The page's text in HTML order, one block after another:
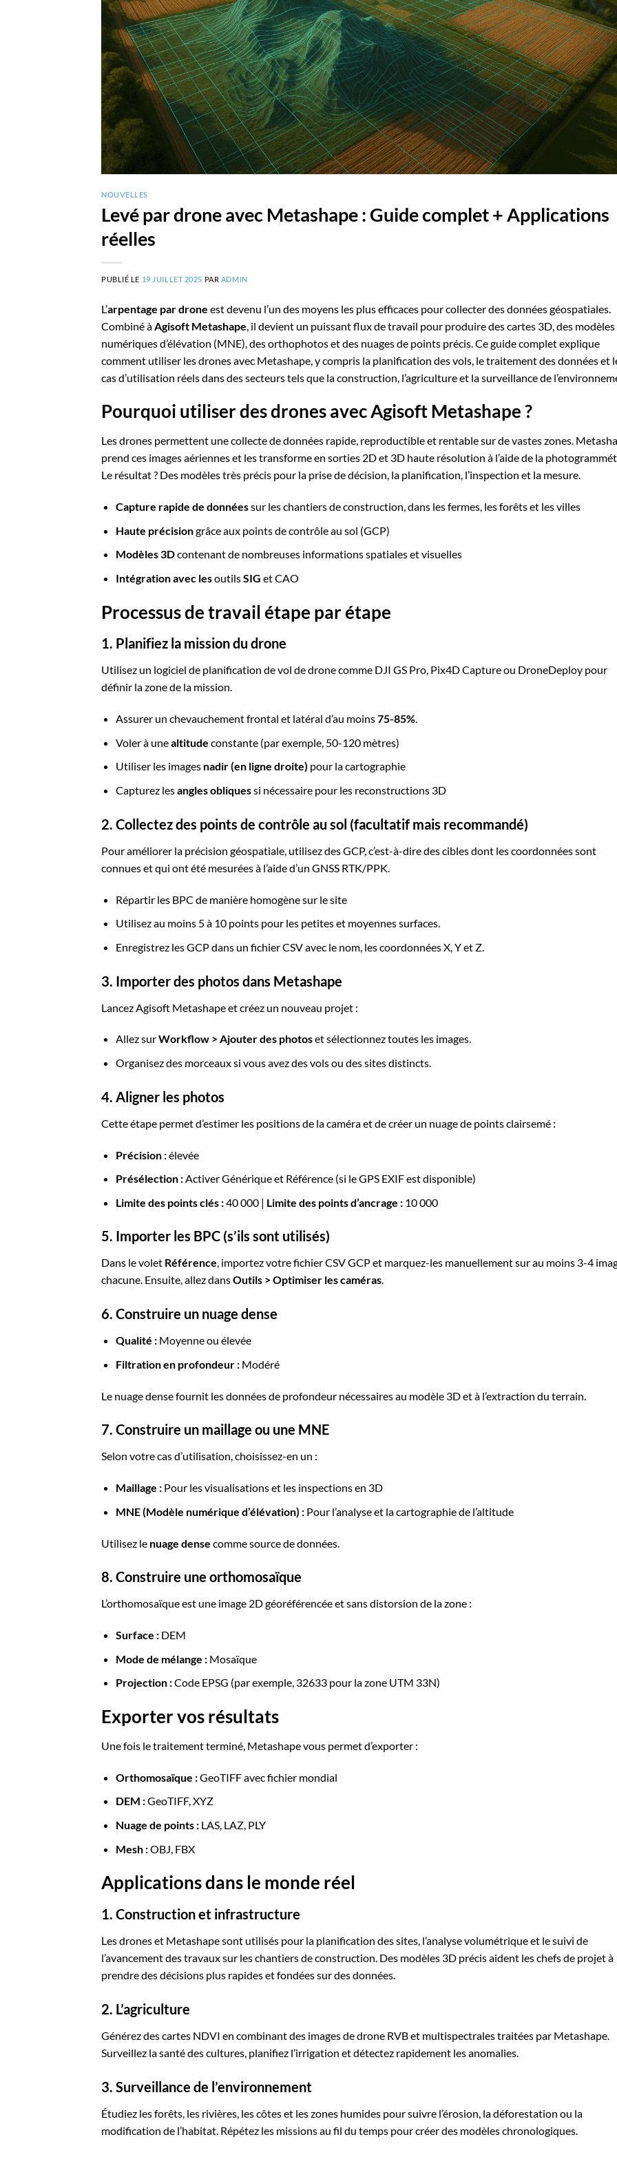
NOUVELLES
Levé par drone avec Metashape : Guide complet + Applications
réelles
PUBLIÉ LE 19 JUILLET 2025 PAR ADMIN
L’arpentage par drone est devenu l’un des moyens les plus efficaces pour collecter des données géospatiales.
Combiné à Agisoft Metashape , il devient un puissant flux de travail pour produire des cartes 3D, des modèles
numériques d’élévation (MNE), des orthophotos et des nuages de points précis. Ce guide complet explique
comment utiliser les drones avec Metashape, y compris la planification des vols, le traitement des données et
cas d’utilisation réels dans des secteurs tels que la construction, l’agriculture et la surveillance de
Pourquoi utiliser des drones avec Agisoft Metashape ?
Les drones permettent une collecte de données rapide, reproductible et rentable sur de vastes zones.
prend ces images aériennes et les transforme en sorties 2D et 3D haute résolution à l’aide de la
Le résultat ? Des modèles très précis pour la prise de décision, la planification, l’inspection et la mesure.
Capture rapide de donnéessur les chantiers de construction, dans les fermes, les forêts et les villes
Haute précisiongrâce aux points de contrôle au sol (GCP)
Modèles 3Dcontenant de nombreuses informations spatiales et visuelles
Intégration avec lesoutilsSIG et CAO
Processus de travail étape par étape
1. Planifiez la mission du drone
Utilisez un logiciel de planification de vol de drone comme DJI GS Pro, Pix4D Capture ou DroneDeploy pour
définir la zone de la mission.
Assurer un chevauchement frontal et latéral d’au moins75-85%.
Voler à unealtitude constante (par exemple, 50-120 mètres)
Utiliser les images nadir (en ligne droite) pour la cartographie
Capturez lesangles obliquessi nécessaire pour les reconstructions 3D
2. Collectez des points de contrôle au sol (facultatif mais recommandé)
Pour améliorer la précision géospatiale, utilisez des GCP, c’est-à-dire des cibles dont les coordonnées sont
connues et qui ont été mesurées à l’aide d’un GNSS RTK/PPK.
Répartir les BPC de manière homogène sur le site
Utilisez au moins 5 à 10 points pour les petites et moyennes surfaces.
Enregistrez les GCP dans un fichier CSV avec le nom, les coordonnées X, Y et Z.
3. Importer des photos dans Metashape
Lancez Agisoft Metashape et créez un nouveau projet :
Allez surWorkflow > Ajouter des photoset sélectionnez toutes les images.
Organisez des morceaux si vous avez des vols ou des sites distincts.
4. Aligner les photos
Cette étape permet d’estimer les positions de la caméra et de créer un nuage de points clairsemé :
Précision :élevée
Présélection :Activer Générique et Référence (si le GPS EXIF est disponible)
Limite des points clés :40 000 | Limite des points d’ancrage :10 000
5. Importer les BPC (s’ils sont utilisés)
Dans le volet Référence, importez votre fichier CSV GCP et marquez-les manuellement sur au moins 3-4
chacune. Ensuite, allez dansOutils > Optimiser les caméras.
6. Construire un nuage dense
Qualité :Moyenne ou élevée
Filtration en profondeur :Modéré
Le nuage dense fournit les données de profondeur nécessaires au modèle 3D et à l’extraction du terrain.
7. Construire un maillage ou une MNE
Selon votre cas d’utilisation, choisissez-en un :
Maillage :Pour les visualisations et les inspections en 3D
MNE (Modèle numérique d’élévation) :Pour l’analyse et la cartographie de l’altitude
Utilisez le nuage dense comme source de données.
8. Construire une orthomosaïque
L’orthomosaïque est une image 2D géoréférencée et sans distorsion de la zone :
Surface :DEM
Mode de mélange :Mosaïque
Projection :Code EPSG (par exemple, 32633 pour la zone UTM 33N)
Exporter vos résultats
Une fois le traitement terminé, Metashape vous permet d’exporter :
Orthomosaïque :GeoTIFF avec fichier mondial
DEM :GeoTIFF, XYZ
Nuage de points :LAS, LAZ, PLY
Mesh :OBJ, FBX
Applications dans le monde réel
1. Construction et infrastructure
Les drones et Metashape sont utilisés pour la planification des sites, l’analyse volumétrique et le suivi de
l’avancement des travaux sur les chantiers de construction. Des modèles 3D précis aident les chefs de projet à
prendre des décisions plus rapides et fondées sur des données.
2. L’agriculture
Générez des cartes NDVI en combinant des images de drone RVB et multispectrales traitées par Metashape.
Surveillez la santé des cultures, planifiez l’irrigation et détectez rapidement les anomalies.
3. Surveillance de l’environnement
Étudiez les forêts, les rivières, les côtes et les zones humides pour suivre l’érosion, la déforestation ou la
modification de l’habitat. Répétez les missions au fil du temps pour créer des modèles chronologiques.